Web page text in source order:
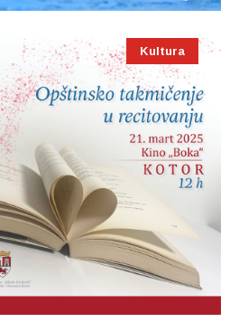
Kultura